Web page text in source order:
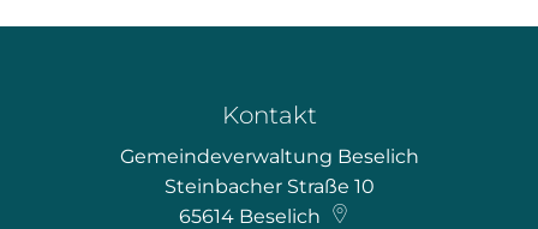
Kontakt
Gemeindeverwaltung Beselich
Steinbacher Straße 10
65614 Beselich